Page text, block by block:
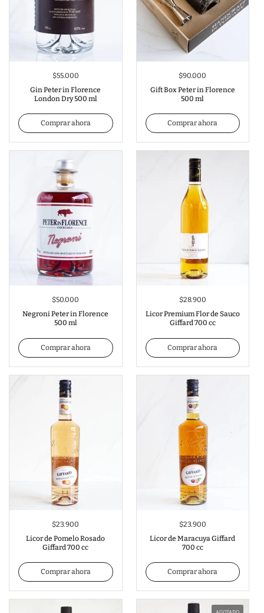
$55.000
Gin Peter in Florence
London Dry 500 ml
Comprar ahora
$90.000
Gift Box Peter in Florence
500 ml
Comprar ahora
$50.000
Negroni Peter in Florence
500 ml
Comprar ahora
$28.900
Licor Premium Flor de Sauco
Giffard 700 cc
Comprar ahora
$23.900
Licor de Pomelo Rosado
Giffard 700 cc
Comprar ahora
$23.900
Licor de Maracuya Giffard
700 cc
Comprar ahora